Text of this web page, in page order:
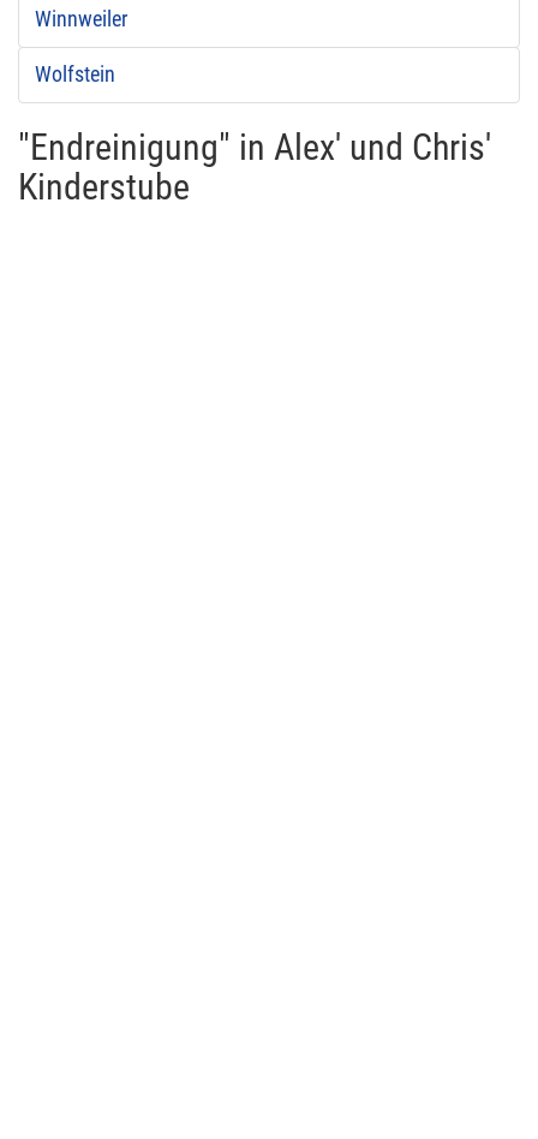
Winnweiler
Wolfstein
"Endreinigung" in Alex' und Chris'
Kinderstube